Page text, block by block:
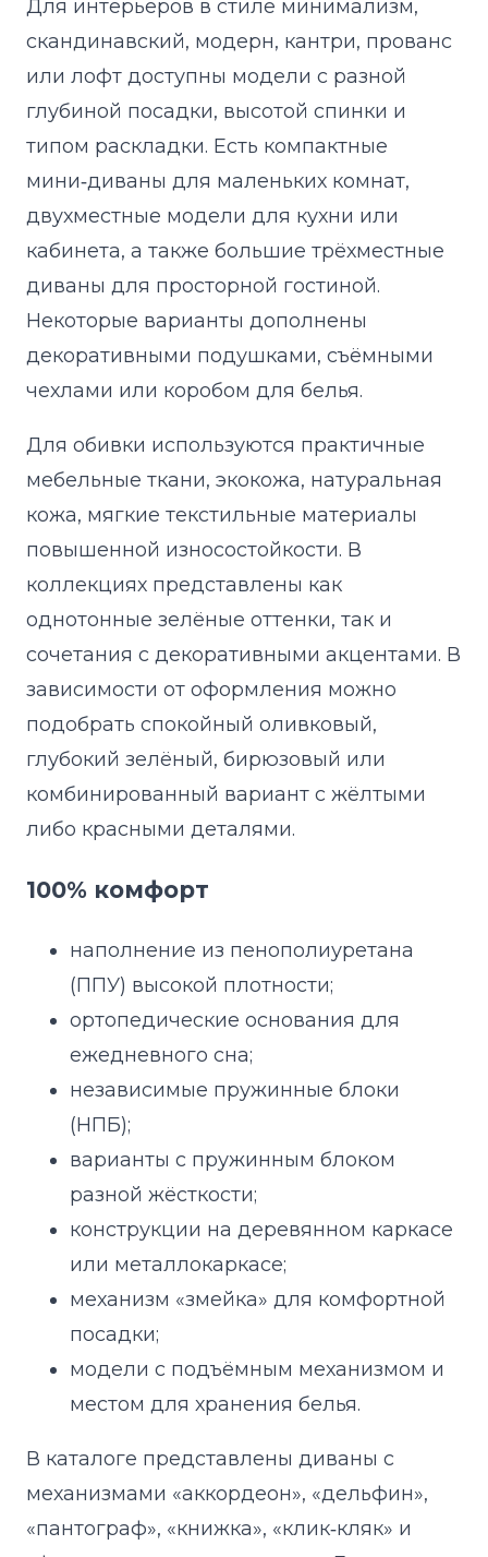
Для интерьеров в стиле минимализм,
скандинавский, модерн, кантри, прованс
или лофт доступны модели с разной
глубиной посадки, высотой спинки и
типом раскладки. Есть компактные
мини‑диваны для маленьких комнат,
двухместные модели для кухни или
кабинета, а также большие трёхместные
диваны для просторной гостиной.
Некоторые варианты дополнены
декоративными подушками, съёмными
чехлами или коробом для белья.
Для обивки используются практичные
мебельные ткани, экокожа, натуральная
кожа, мягкие текстильные материалы
повышенной износостойкости. В
коллекциях представлены как
однотонные зелёные оттенки, так и
сочетания с декоративными акцентами. В
зависимости от оформления можно
подобрать спокойный оливковый,
глубокий зелёный, бирюзовый или
комбинированный вариант с жёлтыми
либо красными деталями.
100% комфорт
наполнение из пенополиуретана
(ППУ) высокой плотности;
ортопедические основания для
ежедневного сна;
независимые пружинные блоки
(НПБ);
варианты с пружинным блоком
разной жёсткости;
конструкции на деревянном каркасе
или металлокаркасе;
механизм «змейка» для комфортной
посадки;
модели с подъёмным механизмом и
местом для хранения белья.
В каталоге представлены диваны с
механизмами «аккордеон», «дельфин»,
«пантограф», «книжка», «клик‑кляк» и